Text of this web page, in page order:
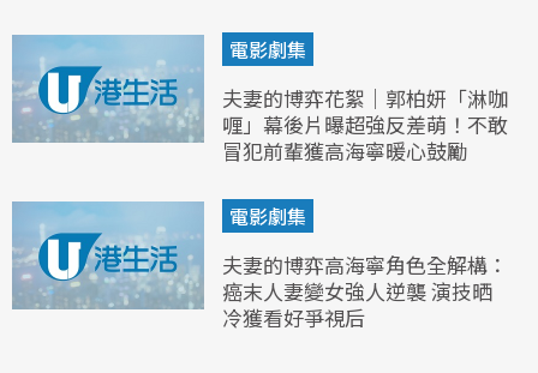
電影劇集
夫妻的博弈花絮｜郭柏妍「淋咖
喱」幕後片曝超強反差萌！不敢
冒犯前輩獲高海寧暖心鼓勵
電影劇集
夫妻的博弈高海寧角色全解構：
癌末人妻變女強人逆襲 演技晒
冷獲看好爭視后